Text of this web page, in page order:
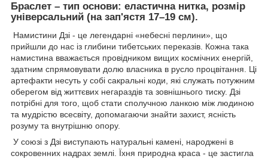
Браслет – тип основи: еластична нитка, розмір
універсальний (на зап'ястя 17–19 см).
Намистини Дзі - це легендарні «небесні перлини», що
прийшли до нас із глибини тибетських переказів. Кожна така
намистина вважається провідником вищих космічних енергій,
здатним спрямовувати долю власника в русло процвітання. Ці
артефакти несуть у собі сакральні коди, які служать потужним
оберегом від життєвих негараздів та зовнішнього тиску. Дзі
потрібні для того, щоб стати сполучною ланкою між людиною
та мудрістю всесвіту, допомагаючи знайти захист, ясність
розуму та внутрішню опору.
У союзі з Дзі виступають натуральні камені, народжені в
сокровенних надрах землі. Їхня природна краса - це застигла